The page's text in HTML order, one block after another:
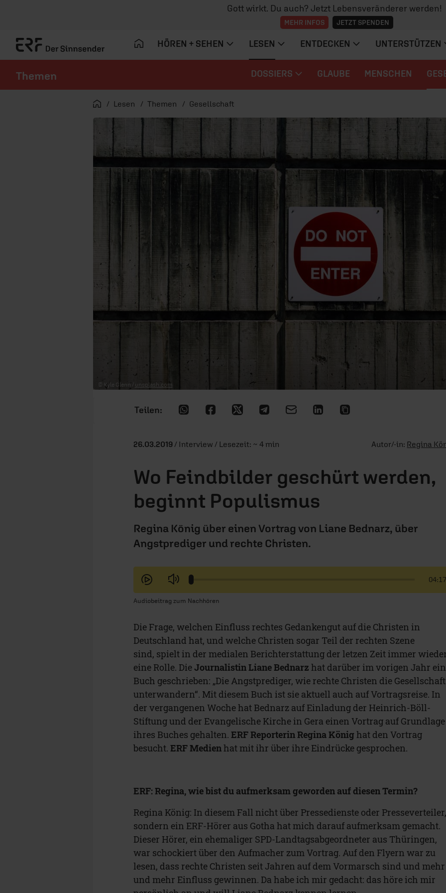
Gott wirkt. Du auch? Jetzt Lebensveränderer werden!
MEHR INFOS JETZT SPENDEN
HÖREN + SEHEN LESEN ENTDECKEN UNTERSTÜTZEN
Themen DOSSIERS GLAUBE MENSCHEN
Startseite
Lesen Themen Gesellschaft
© Kyle Glenn / unsplash.com
26.03.2019 / Interview / Lesezeit: ~ 4 min Autor/-in: Regina
Wo Feindbilder geschürt werden,
beginnt Populismus
Regina König über einen Vortrag von Liane Bednarz, über
Angstprediger und rechte Christen.
Audiobeitrag zum Nachhören
Die Frage, welchen Einfluss rechtes Gedankengut auf die Christen in
Deutschland hat, und welche Christen sogar Teil der rechten Szene
sind, spielt in der medialen Berichterstattung der letzen Zeit immer
eine Rolle. DieJournalistin Liane Bednarz hat darüber im vorigen Jahr ein
Buch geschrieben: „Die Angstprediger, wie rechte Christen die Gesellschaft
unterwandern“. Mit diesem Buch ist sie aktuell auch auf Vortragsreise. In
der vergangenen Woche hat Bednarz auf Einladung der Heinrich-Böll-
Stiftung und der Evangelische Kirche in Gera einen Vortrag auf Grundlage
ihres Buches gehalten.ERF Reporterin Regina König hat den Vortrag
besucht.ERF Medienhat mit ihr über ihre Eindrücke gesprochen.
ERF: Regina, wie bist du aufmerksam geworden auf diesen Termin?
Regina König: In diesem Fall nicht über Pressedienste oder
sondern ein ERF-Hörer aus Gotha hat mich darauf aufmerksam gemacht.
Dieser Hörer, ein ehemaliger SPD-Landtagsabgeordneter aus Thüringen,
war schockiert über den Aufmacher zum Vortrag. Auf den Flyern war zu
lesen, dass rechte Christen seit Jahren auf dem Vormarsch sind und mehr
und mehr Einfluss gewinnen. Da habe ich mir gedacht: das höre ich mir